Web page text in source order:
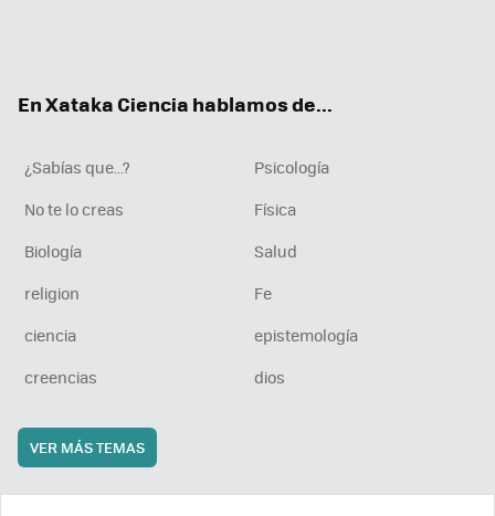
En Xataka Ciencia hablamos de...
¿Sabías que...?
Psicología
No te lo creas
Física
Biología
Salud
religion
Fe
ciencia
epistemología
creencias
dios
VER MÁS TEMAS